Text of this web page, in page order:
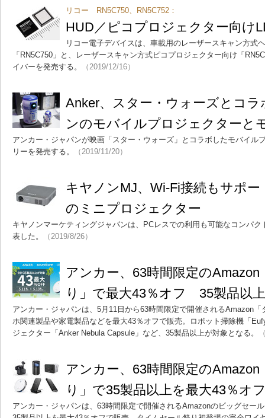
リコー RN5C750、RN5C752：
HUD／ピコプロジェクター向け
リコー電子デバイスは、車載用のレーザースキャン方式
「RN5C750」と、レーザースキャン方式ピコプロジェクター向け「
イバーを発売する。
（2019/12/16）
Anker、スター・ウォーズとコ
ンのモバイルプロジェクターと
アンカー・ジャパンが映画「スター・ウォーズ」とコラボしたモバイル
リーを発売する。
（2019/11/20）
キヤノンMJ、Wi-Fi接続もサポ
のミニプロジェクター
キヤノンマーケティングジャパンは、PCレスでの利用も可能なコンパ
表した。
（2019/8/26）
アンカー、63時間限定の
り」で最大43％オフ 35製品以
アンカー・ジャパンは、5月11日から63時間限定で開催されるAmazon
ホ関連製品や家電製品などを最大43％オフで販売。ロボット掃除機「
ジェクター「Anker Nebula Capsule」など、35製品以上が対象となる。
アンカー、63時間限定の
り」で35製品以上を最大43％オ
アンカー・ジャパンは、63時間限定で開催されるAmazonのビッグセー